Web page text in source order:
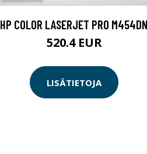
HP COLOR LASERJET PRO M454DN
520.4 EUR
LISÄTIETOJA